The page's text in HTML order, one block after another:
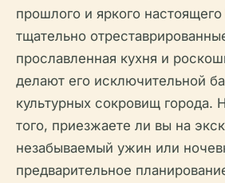
прошлого и яркого
тщательно
прославленная кухня и
делают его исключительной
культурных сокровищ города.
того, приезжаете ли вы на
незабываемый ужин или
предварительное